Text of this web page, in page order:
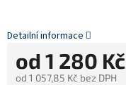
od 1 280 Kč
od 1 057,85 Kč bez DPH
Detailní informace